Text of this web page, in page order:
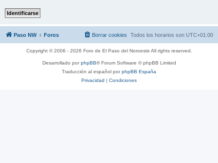
Paso NW Foros Todos los horarios son UTC+01:00
Borrar cookies
Copyright © 2006 - 2026 Foro de El Paso del Noroeste All rights reserved.
Desarrollado porphpBB® Forum Software © phpBB Limited
Traducción al español porphpBB España
Privacidad | Condiciones